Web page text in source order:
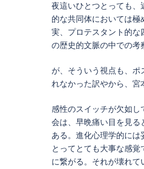
夜這いひとつとっても
的な共同体においては
実、プロテスタント的
の歴史的文脈の中での考
が、そういう視点も、
れなかった訳やから、宮
感性のスイッチが欠如
会は、早晩痛い目を見
ある。進化心理学的に
とってとても大事な感
に繋がる。それが壊れて